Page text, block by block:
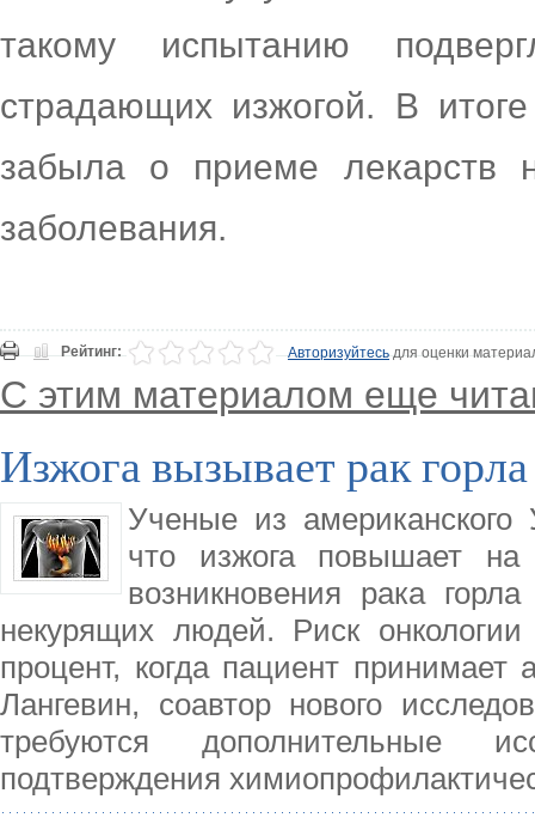
такому испытанию
страдающих изжогой. В
забыла о приеме лекарств
заболевания.
Рейтинг: Авторизуйтесьдля оценки
С этим материалом еще
Изжога вызывает рак
Ученые из
что изжога повышает на
возникновения рака
некурящих людей. Риск
процент, когда пациент принимает
Лангевин, соавтор нового
требуются дополнительные
подтверждения